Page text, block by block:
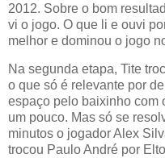
2012. Sobre o bom
vi o jogo. O que li e ouvi
melhor e dominou o jogo
Na segunda etapa, Tite
o que só é relevante por
espaço pelo baixinho com
um pouco. Mas só se
minutos o jogador Alex
trocou Paulo André por